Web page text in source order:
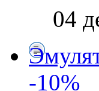
04
-10%